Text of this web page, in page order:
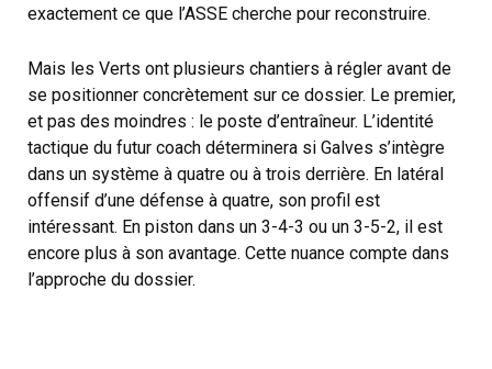
exactement ce que l’ASSE cherche pour reconstruire.
Mais les Verts ont plusieurs chantiers à régler avant de
se positionner concrètement sur ce dossier. Le premier,
et pas des moindres : le poste d’entraîneur. L’identité
tactique du futur coach déterminera si Galves s’intègre
dans un système à quatre ou à trois derrière. En latéral
offensif d’une défense à quatre, son profil est
intéressant. En piston dans un 3-4-3 ou un 3-5-2, il est
encore plus à son avantage. Cette nuance compte dans
l’approche du dossier.